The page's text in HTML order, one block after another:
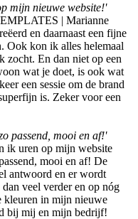
mijn nieuwe website!'
| Marianne
en daarnaast een fijne
Ook kon ik alles helemaal
zocht. En dan niet op een
wat je doet, is ook wat
een sessie om de brand
is. Zeker voor een
passend, mooi en af!'
ik uren op mijn website
mooi en af! De
antwoord en er wordt
veel verder en op nóg
kleuren in mijn nieuwe
bij mij en mijn bedrijf!